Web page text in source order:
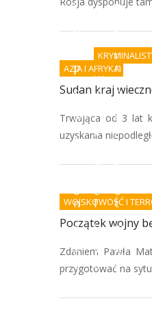
AZJA I AFRYKA
Sudan kraj
Trwająca od 3 lat
uzyskania
WOJSKOWOŚĆ I
Początek wojny
Zdaniem Pawła
przygotować na
i
p
p
i
s
w
A
-
o
n
e
p
o
r
ą
W
y
r
w
n
e
f
ł
z
e
r
t
w
k
r
n
e
n
e
e
o
t
w
n
a
z
r